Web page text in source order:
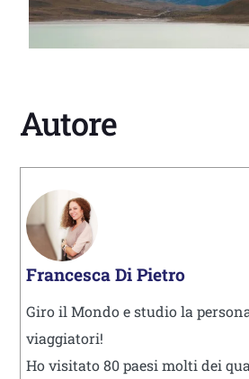
Autore
Francesca Di Pietro
Giro il Mondo e studio la
viaggiatori!
Ho visitato 80 paesi molti dei